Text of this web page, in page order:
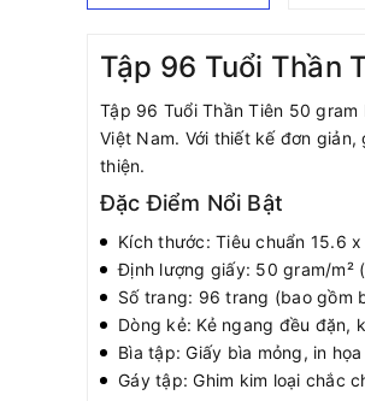
Tập 96 Tuổi Thần
Tập 96 Tuổi Thần Tiên 50
Việt Nam. Với thiết kế đơn
thiện.
Đặc Điểm Nổi Bật
Kích thước: Tiêu chuẩn 15.6
Định lượng giấy: 50 gram/m²
Số trang: 96 trang (bao gồm
Dòng kẻ: Kẻ ngang đều đặn,
Bìa tập: Giấy bìa mỏng, in
Gáy tập: Ghim kim loại chắc